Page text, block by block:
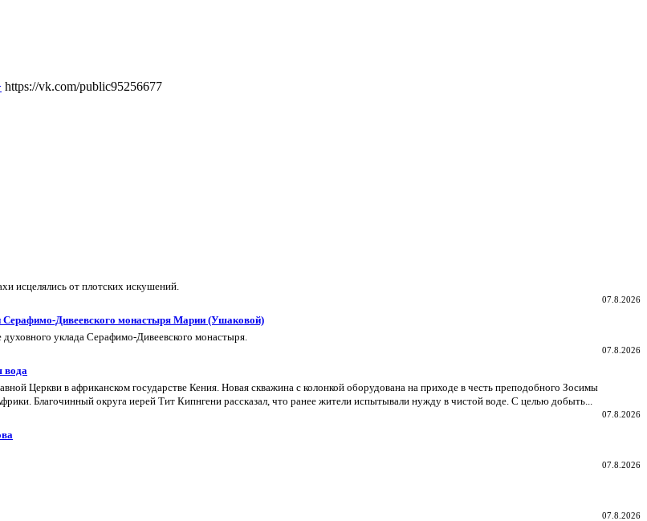
https://vk.com/public95256677
исцелялись от плотских искушений.
07.8.2026
Серафимо-Дивеевского монастыря Марии (Ушаковой)
уклада Серафимо‑Дивеевского монастыря.
07.8.2026
вода
Церкви в африканском государстве Кения. Новая скважина с колонкой оборудована на приходе в честь преподобного Зосимы
Благочинный округа иерей Тит Кипнгени рассказал, что ранее жители испытывали нужду в чистой воде. С целью добыть...
07.8.2026
07.8.2026
07.8.2026